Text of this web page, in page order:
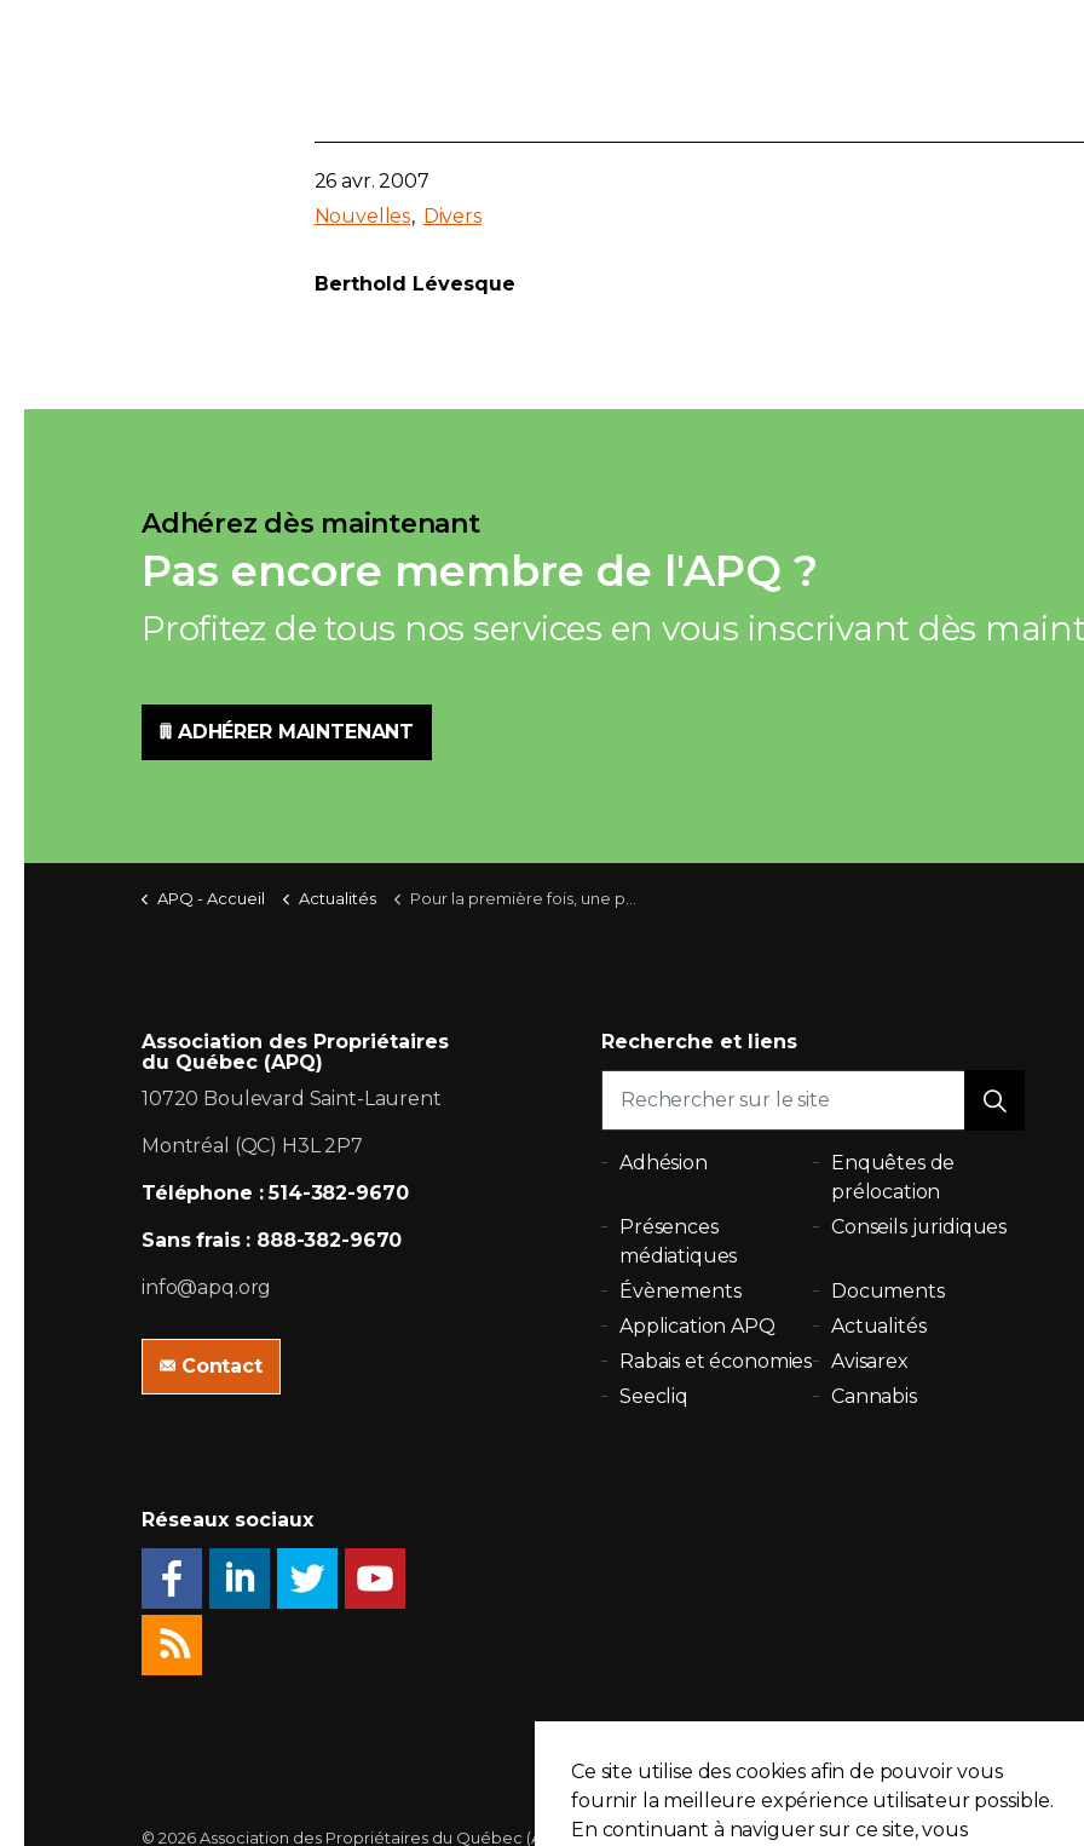
26 avr. 2007
Nouvelles
Divers
Berthold Lévesque
Adhérez dès maintenant
Pas encore membre de l'APQ ?
Profitez de tous nos services en vous inscrivant dès
ADHÉRER MAINTENANT
APQ - Accueil Actualités Pour la première fois, une propriétaire s'adresse à la Régie pour faire cesser de fumer sa locataire
Association des Propriétaires
du Québec (APQ)
10720 Boulevard Saint-Laurent
Montréal (QC) H3L 2P7
Téléphone : 514-382-9670
Sans frais : 888-382-9670
info@apq.org
Contact
Recherche et liens
Adhésion
Enquêtes de
prélocation
Présences
médiatiques
Conseils juridiques
Évènements
Documents
Application APQ
Actualités
Rabais et économies
Avisarex
Seecliq
Cannabis
Réseaux sociaux
© 2026 Association des Propriétaires du Québec (APQ) Politique de confidentialité Plan du site
Ce site utilise des cookies afin de pouvoir vous
fournir la meilleure expérience utilisateur possible.
En continuant à naviguer sur ce site, vous